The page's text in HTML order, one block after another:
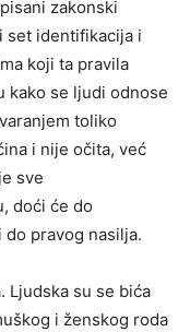
zakonski
set identifikacija i
koji ta pravila
kako se ljudi odnose
toliko
i nije očita, već
sve
doći će do
pravog nasilja.
Ljudska su se bića
i ženskog roda